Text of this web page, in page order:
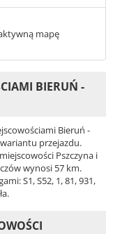
mapę
BIERUŃ -
Bieruń -
przejazdu.
Pszczyna i
wynosi 57 km.
S1, S52, 1, 81, 931,